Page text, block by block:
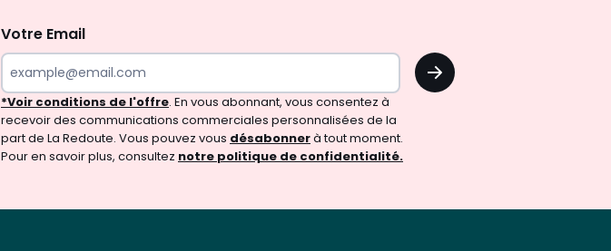
Votre Email
OK
*Voir conditions de l'offre. En vous abonnant, vous consentez à
recevoir des communications commerciales personnalisées de la
part de La Redoute. Vous pouvez vous désabonnerà tout moment.
Pour en savoir plus, consultez notre politique de confidentialité.